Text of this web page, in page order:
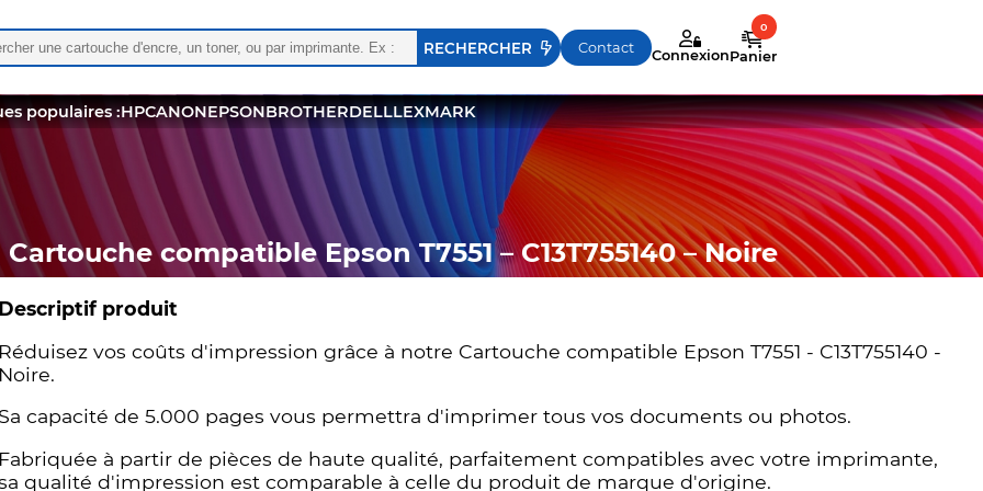
:
les résultats de l'auto-complétion sont disponibles, utilisez les flèches haut et bas pour évaluer entrer pour
Contact ConnexionPanier
populaires :HPCANONEPSONBROTHERDELLLEXMARK
Cartouche compatible Epson T7551 – C13T755140 – Noire
Descriptif produit
Réduisez vos coûts d'impression grâce à notre Cartouche compatible Epson T7551 - C13T755140 -
Noire.
Sa capacité de 5.000 pages vous permettra d'imprimer tous vos documents ou photos.
Fabriquée à partir de pièces de haute qualité, parfaitement compatibles avec votre imprimante,
qualité d'impression est comparable à celle du produit de marque d'origine.